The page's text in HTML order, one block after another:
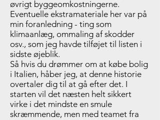
øvrigt byggeomkostningerne.
Eventuelle ekstramateriale her var på
min foranledning - ting som
klimaanlæg, ommaling af skodder
osv., som jeg havde tilføjet til listen i
sidste øjeblik.
Så hvis du drømmer om at købe bolig
i Italien, håber jeg, at denne historie
overtaler dig til at gå efter det. I
starten vil det næsten helt sikkert
virke i det mindste en smule
skræmmende, men med teamet fra